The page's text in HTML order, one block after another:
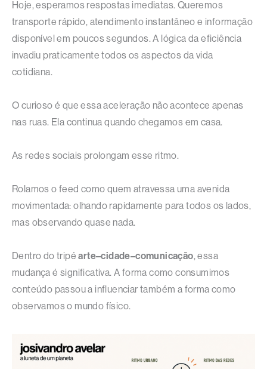
Hoje, esperamos respostas imediatas. Queremos
transporte rápido, atendimento instantâneo e informação
disponível em poucos segundos. A lógica da eficiência
invadiu praticamente todos os aspectos da vida
cotidiana.
O curioso é que essa aceleração não acontece apenas
nas ruas. Ela continua quando chegamos em casa.
As redes sociais prolongam esse ritmo.
Rolamos o feed como quem atravessa uma avenida
movimentada: olhando rapidamente para todos os lados,
mas observando quase nada.
Dentro do tripéarte–cidade–comunicação, essa
mudança é significativa. A forma como consumimos
conteúdo passou a influenciar também a forma como
observamos o mundo físico.